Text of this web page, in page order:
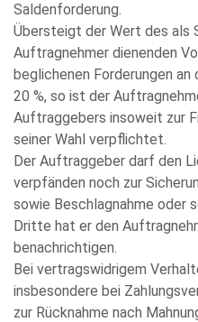
Saldenforderung.
Übersteigt der Wert des als
Auftragnehmer dienenden
beglichenen Forderungen
20 %, so ist der
Auftraggebers insoweit zur
seiner Wahl verpflichtet.
Der Auftraggeber darf den
verpfänden noch zur
sowie Beschlagnahme oder
Dritte hat er den
benachrichtigen.
Bei vertragswidrigem
insbesondere bei
zur Rücknahme nach